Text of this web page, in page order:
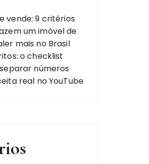
vende: 9 critérios
um imóvel de
mais no Brasil
o checklist
números
real no YouTube